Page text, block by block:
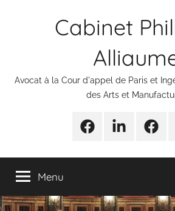
Cabinet
Avocat à la Cour d'appel de Paris et
des Arts et
UrgencesLinkedin
Menu